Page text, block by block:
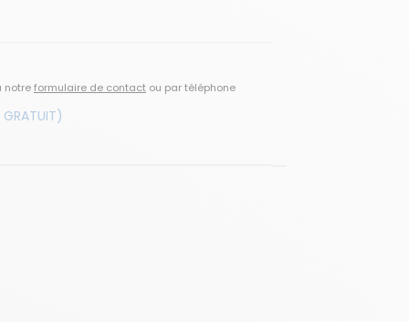
notreformulaire de contact ou par téléphone